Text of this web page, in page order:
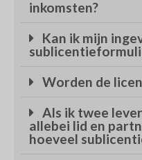
inkomsten?
Kan ik mijn
Worden de
Als ik twee
allebei lid en
hoeveel